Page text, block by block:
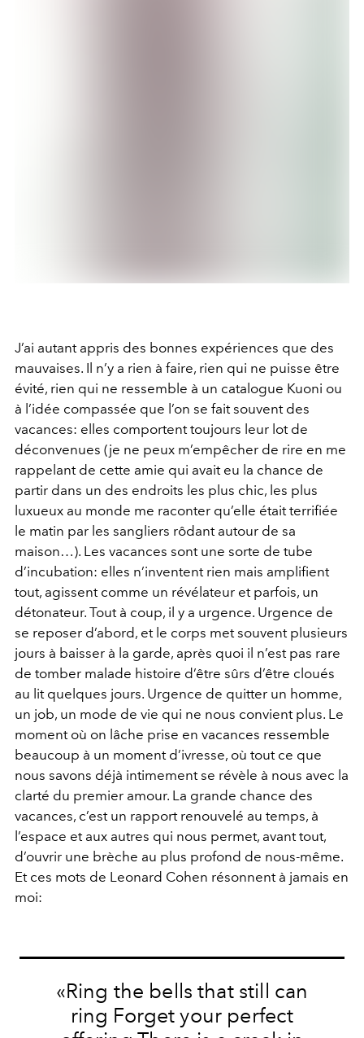
J’ai autant appris des bonnes expériences que des
mauvaises. Il n’y a rien à faire, rien qui ne puisse être
évité, rien qui ne ressemble à un catalogue Kuoni ou
à l’idée compassée que l’on se fait souvent des
vacances: elles comportent toujours leur lot de
déconvenues (je ne peux m’empêcher de rire en me
rappelant de cette amie qui avait eu la chance de
partir dans un des endroits les plus chic, les plus
luxueux au monde me raconter qu’elle était terrifiée
le matin par les sangliers rôdant autour de sa
maison…). Les vacances sont une sorte de tube
d’incubation: elles n’inventent rien mais amplifient
tout, agissent comme un révélateur et parfois, un
détonateur. Tout à coup, il y a urgence. Urgence de
se reposer d’abord, et le corps met souvent plusieurs
jours à baisser à la garde, après quoi il n’est pas rare
de tomber malade histoire d’être sûrs d’être cloués
au lit quelques jours. Urgence de quitter un homme,
un job, un mode de vie qui ne nous convient plus. Le
moment où on lâche prise en vacances ressemble
beaucoup à un moment d’ivresse, où tout ce que
nous savons déjà intimement se révèle à nous avec la
clarté du premier amour. La grande chance des
vacances, c’est un rapport renouvelé au temps, à
l’espace et aux autres qui nous permet, avant tout,
d’ouvrir une brèche au plus profond de nous-même.
Et ces mots de Leonard Cohen résonnent à jamais en
moi:
«Ring the bells that still can
ring Forget your perfect